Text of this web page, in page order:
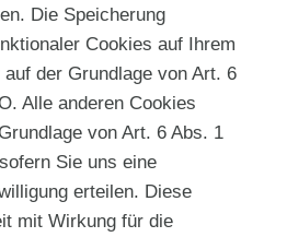
Die Speicherung
Cookies auf Ihrem
der Grundlage von Art. 6
Alle anderen Cookies
von Art. 6 Abs. 1
Sie uns eine
erteilen. Diese
mit Wirkung für die